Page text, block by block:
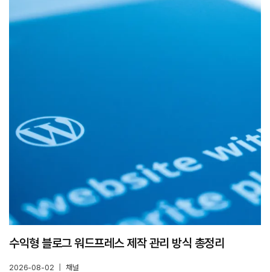
수익형 블로그 워드프레스 제작 관리 방식 총정리
2026-08-02 채널